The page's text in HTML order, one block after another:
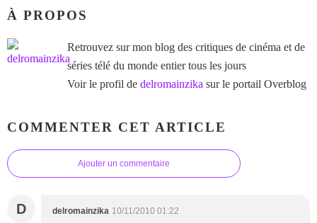
À PROPOS
Retrouvez sur mon blog des critiques de cinéma et de
séries télé du monde entier tous les jours
Voir le profil de delromainzika sur le portail Overblog
COMMENTER CET ARTICLE
Ajouter un commentaire
D delromainzika 10/11/2010 01:22